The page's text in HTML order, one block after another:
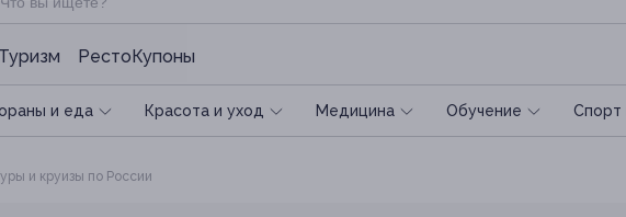
Туризм РестоКупоны
и еда Красота и уход Медицина Обучение Спoрт
и круизы по России